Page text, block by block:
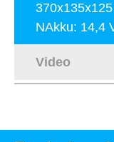
NAkku: 14,4
Video